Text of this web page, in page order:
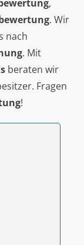
,
. Wir
nach
. Mit
beraten wir
Fragen
!